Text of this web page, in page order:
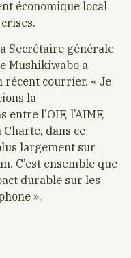
économique local
Secrétaire générale
Mushikiwabo a
récent courrier. « Je
la
l’OIF, l’AIMF,
dans ce
largement sur
C’est ensemble que
durable sur les
».